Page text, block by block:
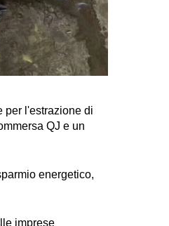
per l'estrazione di
QJ e un
energetico,
imprese